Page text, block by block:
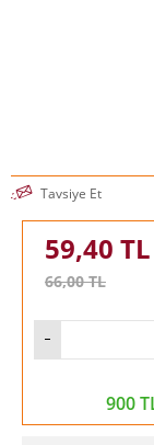
Tavsiye Et
59,40 TL
66,00TL
900